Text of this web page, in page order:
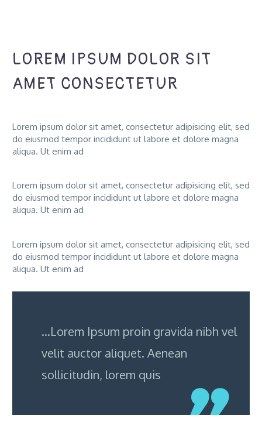
LOREM IPSUM DOLOR SIT
AMET CONSECTETUR
Lorem ipsum dolor sit amet, consectetur adipisicing elit, sed
do eiusmod tempor incididunt ut labore et dolore magna
aliqua. Ut enim ad
Lorem ipsum dolor sit amet, consectetur adipisicing elit, sed
do eiusmod tempor incididunt ut labore et dolore magna
aliqua. Ut enim ad
Lorem ipsum dolor sit amet, consectetur adipisicing elit, sed
do eiusmod tempor incididunt ut labore et dolore magna
aliqua. Ut enim ad
…Lorem Ipsum proin gravida nibh vel
velit auctor aliquet. Aenean
sollicitudin, lorem quis